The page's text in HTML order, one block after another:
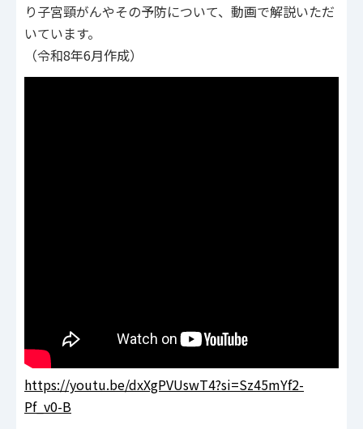
り子宮頸がんやその予防について、動画で解説いただ
いています。
（令和8年6月作成）
https://youtu.be/dxXgPVUswT4?si=Sz45mYf2-
Pf_v0-B